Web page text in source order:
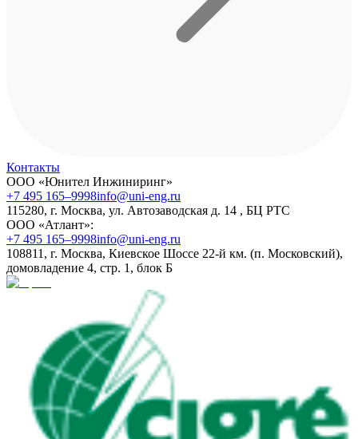
Контакты
ООО «Юнител Инжиниринг»
+7 495 165–9998info@uni-eng.ru
115280, г. Москва, ул. Автозаводская д. 14 , БЦ РТС
ООО «Атлант»:
+7 495 165–9998info@uni-eng.ru
108811, г. Москва, Киевское Шоссе 22-й км. (п. Московский),
домовладение 4, стр. 1, блок Б